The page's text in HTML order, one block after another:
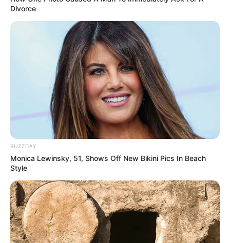
Divorce
BUZZDAY
Monica Lewinsky, 51, Shows Off New Bikini Pics In Beach
Style